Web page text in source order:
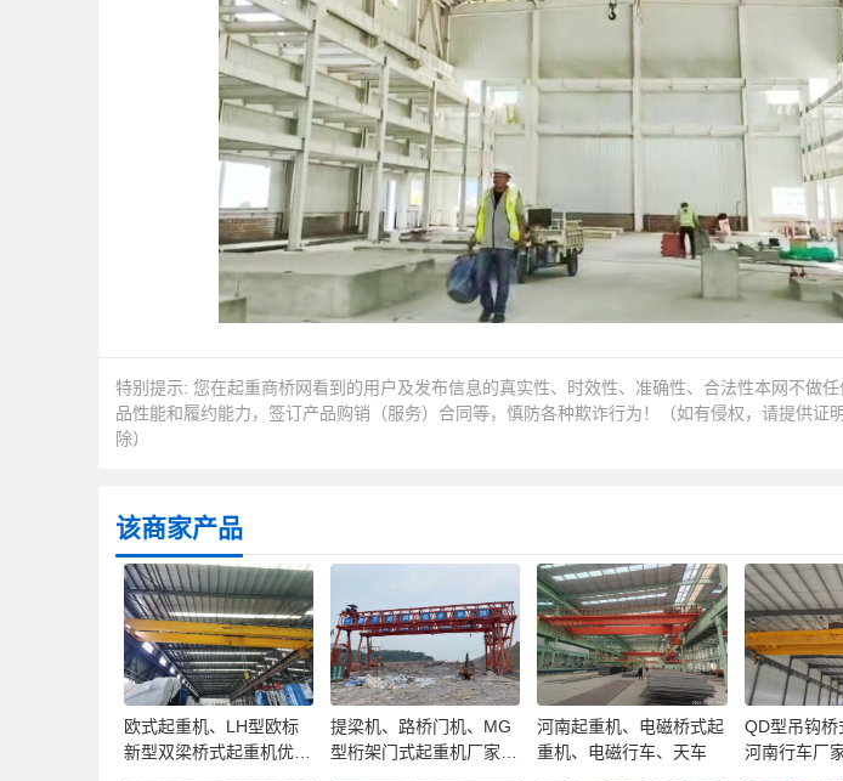
特别提示: 您在起重商桥网看到的用户及发布信息的真实性、时效性、准确性、合法性本网不做
品性能和履约能力，签订产品购销（服务）合同等，慎防各种欺诈行为！（如有侵权，请提供证
除）
该商家产品
欧式起重机、LH型欧标
新型双梁桥式起重机优
提梁机、路桥门机、MG
型桁架门式起重机厂家、
河南起重机、电磁桥式起
重机、电磁行车、天车
QD型吊钩桥
河南行车厂